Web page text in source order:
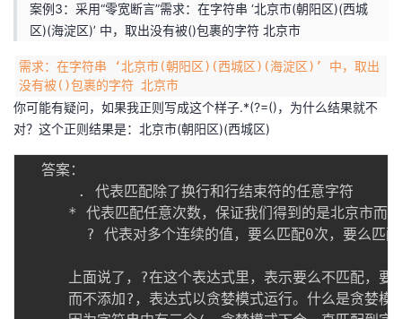
案例3：采用“零宽断言”需求：在字符串 ‘北京市(朝阳区)(西城
区)(海淀区)’ 中，取出没有被()包裹的字符 北京市
需求：在字符串 ‘北京市(朝阳区)(西城区)(海淀区)’ 中，取出
没有被()包裹的字符 北京市
你可能有疑问，如果我正则写成这个样子.*(?=()，为什么结果就不
对？这个正则结果是：北京市(朝阳区)(西城区)
  答案：
      . 代表匹配除了换行和行结束符的任意字符
* 代表匹配任意次数，保证我们得到的是北京市而
? 代表对多个连续的值，要么匹配0次，要么匹
上面说了，?在这个表达式里，表示要么不匹配，要
而不添加?，表达式以贪婪模式运行。什么是贪婪模